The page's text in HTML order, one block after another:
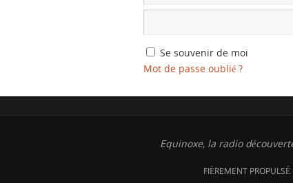
Se souvenir de moi
Mot de passe oublié ?
Equinoxe, la radio
FIÈREMENT PROPULSÉ